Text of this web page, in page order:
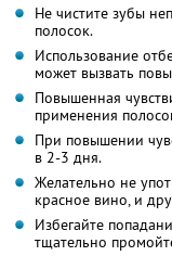
Не чистите зубы
полосок.
Использование
может вызвать
Повышенная
применения
При повышении
в 2-3 дня.
Желательно не
красное вино, и
Избегайте
тщательно